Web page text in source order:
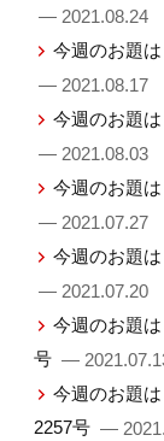
— 2021.08.24
今週のお題
— 2021.08.17
今週のお題
— 2021.08.03
今週のお題
— 2021.07.27
今週のお題
— 2021.07.20
今週のお題
号 —
今週のお題
2257号 —